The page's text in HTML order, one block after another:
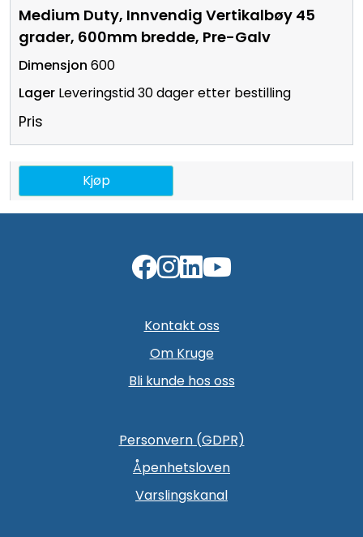
Medium Duty, Innvendig Vertikalbøy 45
grader, 600mm bredde, Pre-Galv
600
Leveringstid 30 dager etter bestilling
Pris
Kjøp
Kontakt oss
Om Kruge
Bli kunde hos oss
Personvern (GDPR)
Åpenhetsloven
Varslingskanal